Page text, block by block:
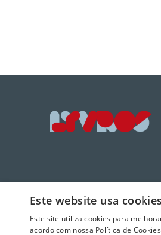
Este website usa cookies
Este site utiliza cookies para
acordo com nossa Política de